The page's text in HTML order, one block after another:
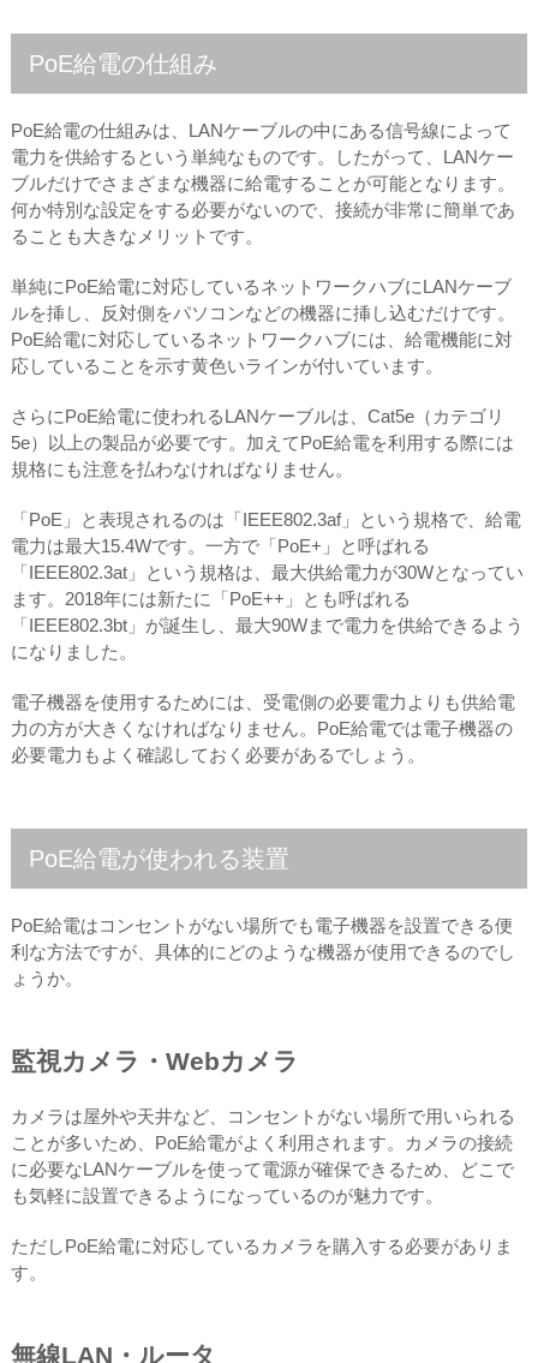
PoE給電の仕組み
PoE給電の仕組みは、LANケーブルの中にある信号線によって
電力を供給するという単純なものです。したがって、LANケー
ブルだけでさまざまな機器に給電することが可能となります。
何か特別な設定をする必要がないので、接続が非常に簡単であ
ることも大きなメリットです。
単純にPoE給電に対応しているネットワークハブにLANケーブ
ルを挿し、反対側をパソコンなどの機器に挿し込むだけです。
PoE給電に対応しているネットワークハブには、給電機能に対
応していることを示す黄色いラインが付いています。
さらにPoE給電に使われるLANケーブルは、Cat5e（カテゴリ
5e）以上の製品が必要です。加えてPoE給電を利用する際には
規格にも注意を払わなければなりません。
「PoE」と表現されるのは「IEEE802.3af」という規格で、給電
電力は最大15.4Wです。一方で「PoE+」と呼ばれる
「IEEE802.3at」という規格は、最大供給電力が30Wとなってい
ます。2018年には新たに「PoE++」とも呼ばれる
「IEEE802.3bt」が誕生し、最大90Wまで電力を供給できるよう
になりました。
電子機器を使用するためには、受電側の必要電力よりも供給電
力の方が大きくなければなりません。PoE給電では電子機器の
必要電力もよく確認しておく必要があるでしょう。
PoE給電が使われる装置
PoE給電はコンセントがない場所でも電子機器を設置できる便
利な方法ですが、具体的にどのような機器が使用できるのでし
ょうか。
監視カメラ・Webカメラ
カメラは屋外や天井など、コンセントがない場所で用いられる
ことが多いため、PoE給電がよく利用されます。カメラの接続
に必要なLANケーブルを使って電源が確保できるため、どこで
も気軽に設置できるようになっているのが魅力です。
ただしPoE給電に対応しているカメラを購入する必要がありま
す。
無線LAN・ルータ